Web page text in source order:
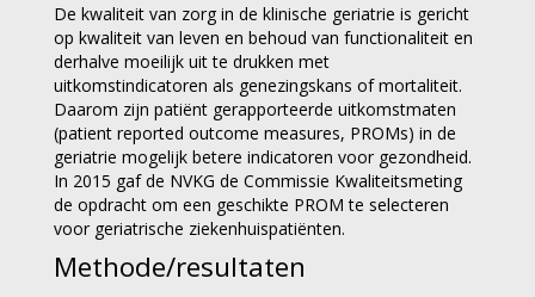
De kwaliteit van zorg in de klinische geriatrie is gericht
op kwaliteit van leven en behoud van functionaliteit en
derhalve moeilijk uit te drukken met
uitkomstindicatoren als genezingskans of mortaliteit.
Daarom zijn patiënt gerapporteerde uitkomstmaten
(patient reported outcome measures, PROMs) in de
geriatrie mogelijk betere indicatoren voor gezondheid.
In 2015 gaf de NVKG de Commissie Kwaliteitsmeting
de opdracht om een geschikte PROM te selecteren
voor geriatrische ziekenhuispatiënten.
Methode/resultaten